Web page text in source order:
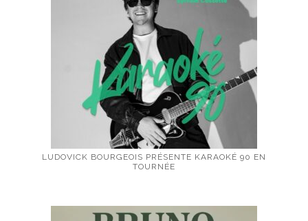
LUDOVICK BOURGEOIS PRÉSENTE KARAOKÉ 90 EN
TOURNÉE